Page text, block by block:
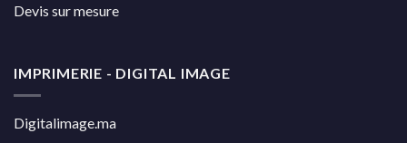
Devis sur mesure
IMPRIMERIE - DIGITAL IMAGE
Digitalimage.ma